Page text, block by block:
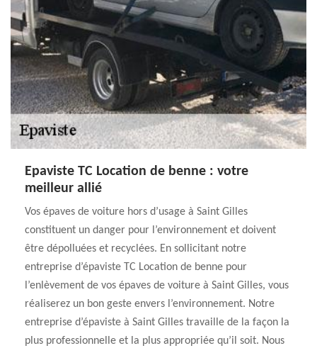
Epaviste TC Location de benne : votre
meilleur allié
Vos épaves de voiture hors d’usage à Saint Gilles
constituent un danger pour l’environnement et doivent
être dépolluées et recyclées. En sollicitant notre
entreprise d’épaviste TC Location de benne pour
l’enlèvement de vos épaves de voiture à Saint Gilles, vous
réaliserez un bon geste envers l’environnement. Notre
entreprise d’épaviste à Saint Gilles travaille de la façon la
plus professionnelle et la plus appropriée qu’il soit. Nous